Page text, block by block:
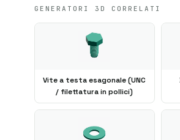
GENERATORI 3D CORRELATI
Vite a testa esagonale (UNC
/ filettatura in pollici)